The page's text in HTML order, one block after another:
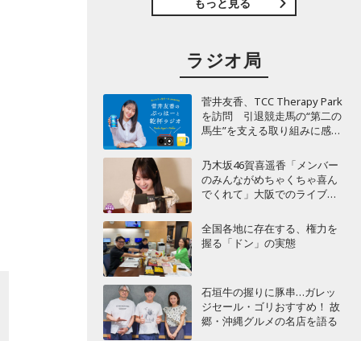
ラジオ局
菅井友香、TCC Therapy Park
を訪問 引退競走馬の“第二の
馬生”を支える取り組みに感
乃木坂46賀喜遥香「メンバー
のみんながめちゃくちゃ喜ん
でくれて」大阪でのライブで
れ”とは？
全国各地に存在する、権力を
握る「ドン」の実態
石垣牛の握りに豚串…ガレッ
ジセール・ゴリおすすめ！ 故
郷・沖縄グルメの名店を語る